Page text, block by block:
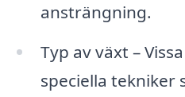
ansträngning.
Typ av växt –
speciella tekniker